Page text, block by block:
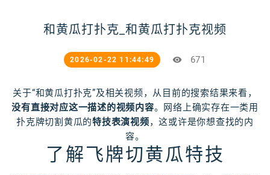
和黄瓜打扑克_和黄瓜打扑克视频
2026-02-22 11:44:49 671
关于“和黄瓜打扑克”及相关视频，从目前的搜索结果来看，
没有直接对应这一描述的视频内容。网络上确实存在一类用
扑克牌切割黄瓜的特技表演视频，这或许是你想查找的内
容。
了解飞牌切黄瓜特技